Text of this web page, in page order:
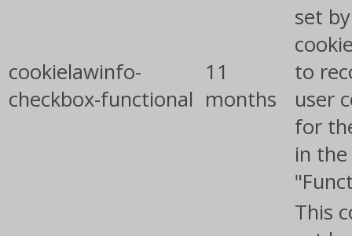
cookielawinfo-
checkbox-functional
11
months
set
to
user
for
in
This